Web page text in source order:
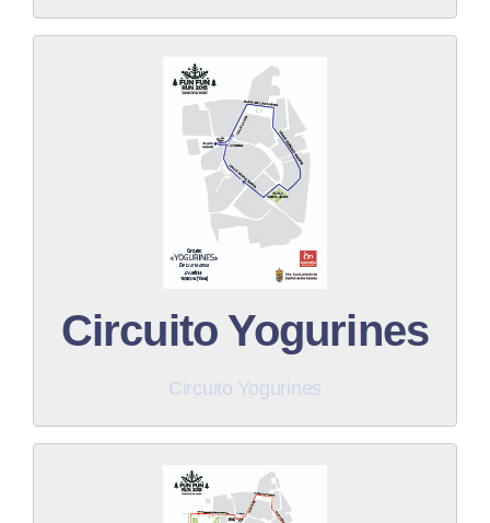
Circuito Yogurines
Circuito Yogurines
Descargar PDF
Descargar
Descargar PDF